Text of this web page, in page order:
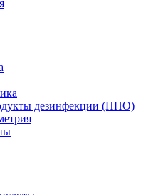
дезинфекции (ППО)